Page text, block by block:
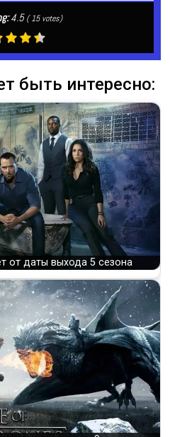
4.5 (15votes)
быть интересно:
от даты выхода 5 сезона